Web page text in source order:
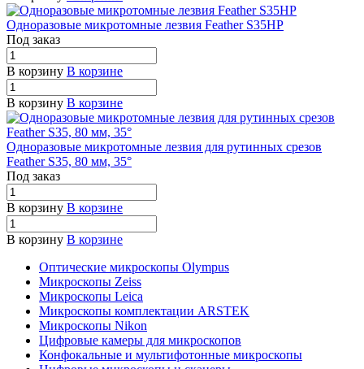
Одноразовые микротомные лезвия Feather S35HP
Под заказ
В корзину В корзине
В корзину В корзине
Одноразовые микротомные лезвия для рутинных срезов
Feather S35, 80 мм, 35°
Под заказ
В корзину В корзине
В корзину В корзине
Оптические микроскопы Olympus
Микроскопы Zeiss
Микроскопы Leica
Микроскопы комплектации ARSTEK
Микроскопы Nikon
Цифровые камеры для микроскопов
Конфокальные и мультифотонные микроскопы